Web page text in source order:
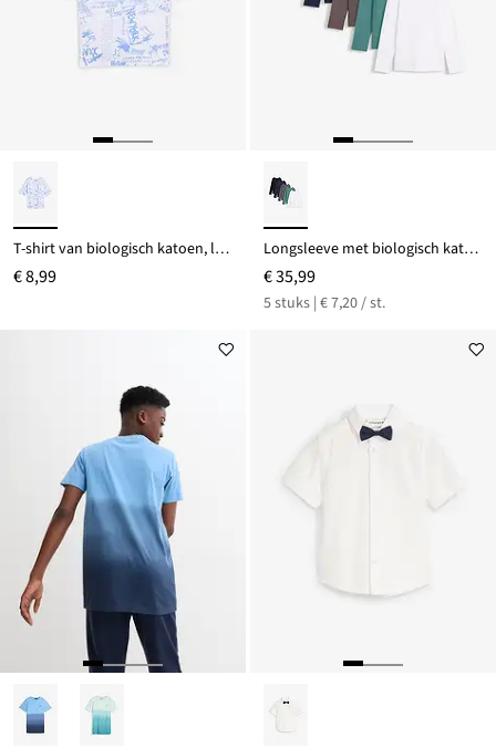
T-shirt van biologisch katoen, loose fit
€ 8,99
Longsleeve met biologisch katoen (set van 5)
€ 35,99
5 stuks | € 7,20 / st.